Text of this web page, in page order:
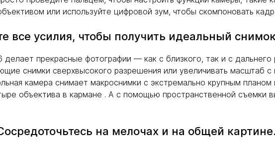
или используйте цифровой зум, чтобы скомпоновать
все усилия, чтобы получить идеальный
делает прекрасные фотографии — как с близкого, так и с дальнего
снимки сверхвысокого разрешения или увеличивать масштаб
камера снимает макроснимки с экстремально крупным
объектива в кармане . А с помощью пространственной съемки
на мелочах и на общей картине.